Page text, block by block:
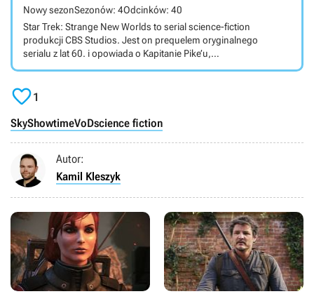
Nowy sezonSezonów: 4Odcinków: 40
Star Trek: Strange New Worlds to serial science-fiction
produkcji CBS Studios. Jest on prequelem oryginalnego
serialu z lat 60. i opowiada o Kapitanie Pike’u,
przed wydarzeniami z oryginalnej serii Star Trek.
Głównym bohaterem produkcji jest Christopher Pike,
kapitan USS Enterprise i poprzednik Jamesa Kirka. Serial
opowiada o perypetiach jego i jego załogi,
odwiedzanych przez nich odległych światach i
odkrywanych tajemnicach kosmosu. W produkcji
wystąpili m.in. Anson Mount (Christopher Pike), Ethan
Peck (Spock) i Rebecca Romijin (Numer Jeden).
1
SkyShowtimeVoDscience fiction
Autor:
Kamil Kleszyk